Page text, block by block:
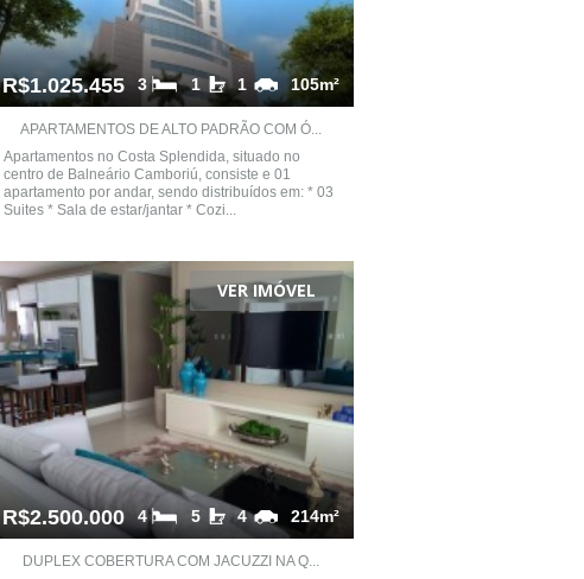
R$1.025.455 105m²
1
1
3
APARTAMENTOS DE ALTO PADRÃO COM Ó...
Apartamentos no Costa Splendida, situado no
centro de Balneário Camboriú, consiste e 01
apartamento por andar, sendo distribuídos em: * 03
Suites * Sala de estar/jantar * Cozi...
VER IMÓVEL
R$2.500.000 214m²
4
5
4
DUPLEX COBERTURA COM JACUZZI NA Q...